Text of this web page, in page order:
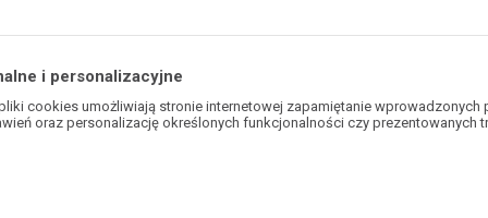
preferencji prywatności, logowania czy wypełniania formularzy. Dzięki
i personalizacyjne
cookies umożliwiają stronie internetowej zapamiętanie wprowadzonych
oraz personalizację określonych funkcjonalności czy prezentowanych
poprzez dopasowanie jej do Twoich indywidualnych preferencji.